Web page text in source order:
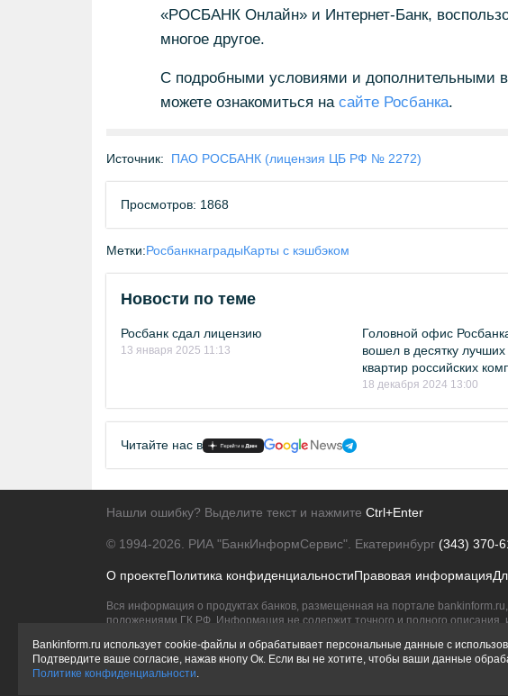
«РОСБАНК Онлайн» и Интернет-Банк,
многое другое.
С подробными условиями и дополнительными
можете ознакомиться на сайте Росбанка.
Источник: ПАО РОСБАНК (лицензия ЦБ РФ № 2272)
Просмотров: 1868
Метки:РосбанкнаградыКарты с кэшбэком
Новости по теме
Росбанк сдал лицензию
13 января 2025 11:13
Головной офис
вошел в десятку
квартир российских
18 декабря 2024 13:00
Читайте нас в
Нашли ошибку? Выделите текст и нажмите Ctrl+Enter
© 1994-2026. РИА "БанкИнформСервис". Екатеринбург (343) 370-
О проектеПолитика конфиденциальностиПравовая информация
Вся информация о продуктах банков, размещенная на портале
положениями ГК РФ. Информация не содержит точного и полного
Bankinform.ru использует cookie-файлы и обрабатывает персональные данные с
Подтвердите ваше согласие, нажав кнопу Ок. Если вы не хотите, чтобы ваши данные
Политике конфиденциальности.